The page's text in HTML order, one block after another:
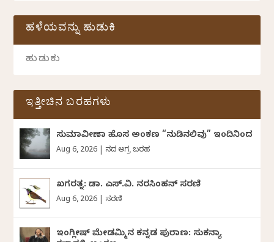
ಹಳೆಯವನ್ನು ಹುಡುಕಿ
ಇತ್ತೀಚಿನ ಬರಹಗಳು
ಸುಮಾವೀಣಾ ಹೊಸ ಅಂಕಣ “ನುಡಿನಲಿವು” ಇಂದಿನಿಂದ
Aug 6, 2026 ದಿನದ ಅಗ್ರ ಬರಹ
ಖಗರತ್ನ: ಡಾ. ಎಸ್.ವಿ. ನರಸಿಂಹನ್‌‌ ಸರಣಿ
Aug 6, 2026 ಸರಣಿ
ಇಂಗ್ಲೀಷ್ ಮೇಡಮ್ಮಿನ ಕನ್ನಡ ಪುರಾಣ: ಸುಕನ್ಯಾ